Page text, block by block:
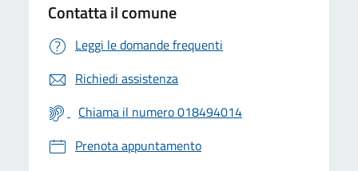
Contatta il comune
Leggi le domande frequenti
Richiedi assistenza
Chiama il numero 018494014
Prenota appuntamento